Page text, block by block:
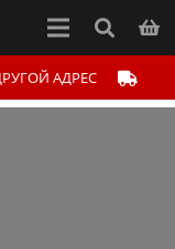
АДРЕС